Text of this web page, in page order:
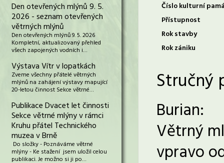
Den otevřených mlýnů 9. 5.
2026 - seznam otevřených
větrných mlýnů
Den otevřených mlýnů 9. 5. 2026
Kompletní, aktualizovaný přehled
všech zapojených vodních i…
Výstava Vítr v lopatkách
Zveme všechny přátelé větrných
mlýnů na zahájení výstavy mapující
20-letou činnost Sekce větrné…
Publikace Dvacet let činnosti
Sekce větrné mlýny v rámci
Kruhu přátel Technického
muzea v Brně
Do složky - Poznáváme větrné
mlýny - Ke stažení jsem uložil celou
publikaci. Je možno si ji po…
Číslo kulturní
Přístupnost
Rok stavby
Rok zániku
Stručný
Burian:
Větrný
vpravo